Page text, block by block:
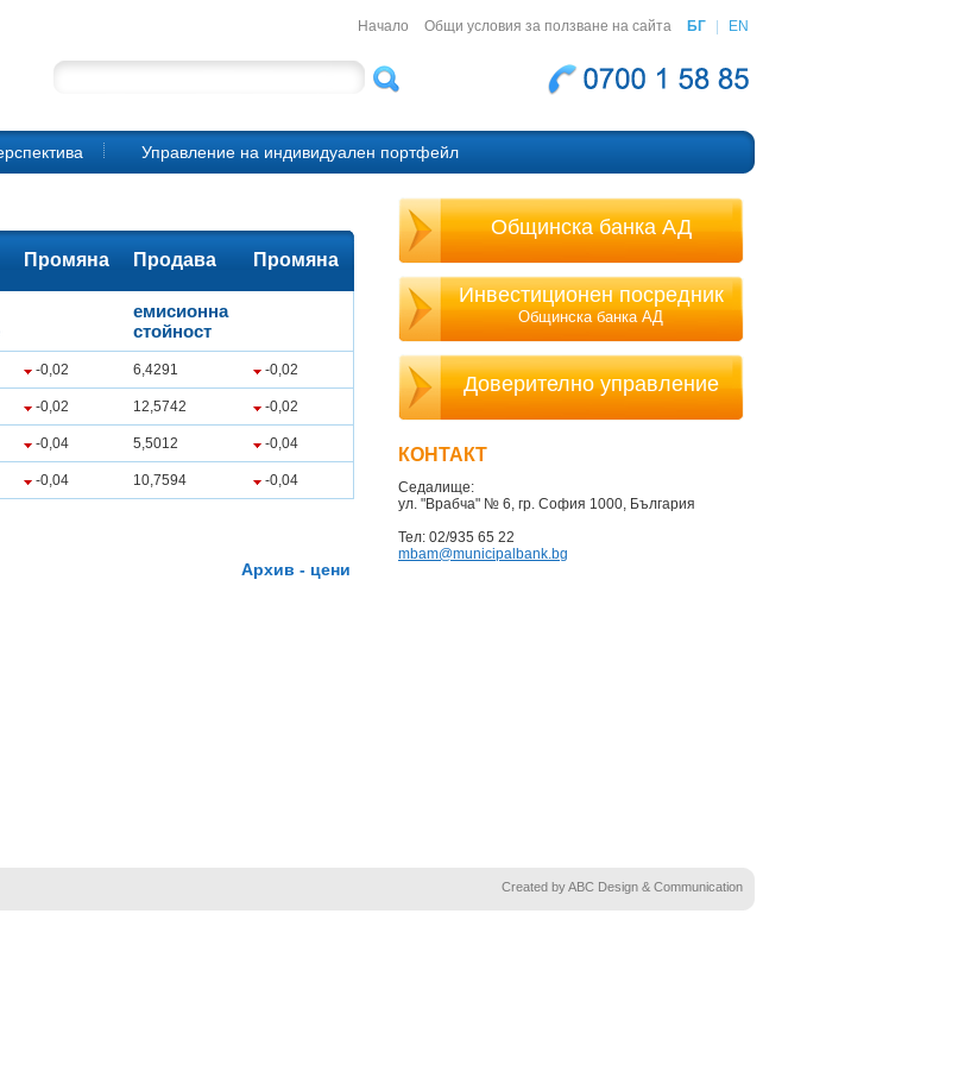
Начало Общи условия за ползване на сайта БГ EN
Управление на индивидуален портфейл
Промяна Продава Промяна
емисионна
стойност
-0,02 6,4291 -0,02
-0,02 12,5742 -0,02
-0,04 5,5012 -0,04
-0,04 10,7594 -0,04
Архив - цени
Общинска банка АД
Инвестиционен посредник
Общинска банка АД
Доверително управление
КОНТАКТ
Седалище:
ул. "Врабча" № 6, гр. София 1000, България
Тел: 02/935 65 22
mbam@municipalbank.bg
Created by ABC Design & Communication